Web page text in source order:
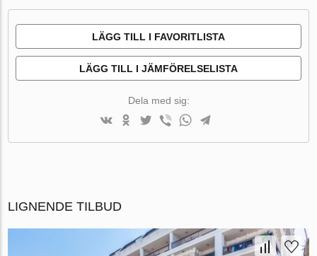
LÄGG TILL I FAVORITLISTA
LÄGG TILL I JÄMFÖRELSELISTA
Dela med sig:
LIGNENDE TILBUD